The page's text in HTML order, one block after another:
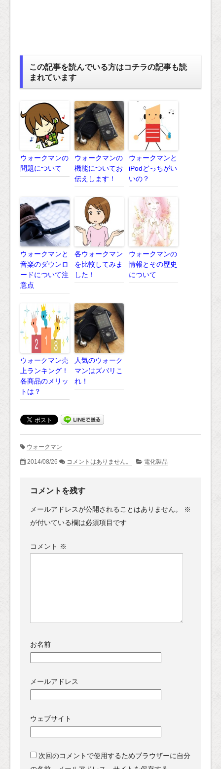
この記事を読んでいる方はコチラの記事も読
まれています
ウォークマンの
問題について
ウォークマンの
機能についてお
伝えします！
ウォークマンと
iPodどっちがい
いの？
ウォークマンと
音楽のダウンロ
ードについて注
意点
各ウォークマン
を比較してみま
した！
ウォークマンの
情報とその歴史
について
ウォークマン売
上ランキング！
各商品のメリッ
トは？
人気のウォーク
マンはズバリこ
れ！
ウォークマン
2014/08/26 コメントはありません。 電化製品
コメントを残す
メールアドレスが公開されることはありません。
※
が付いている欄は必須項目です
コメント ※
お名前
メールアドレス
ウェブサイト
次回のコメントで使用するためブラウザーに自分